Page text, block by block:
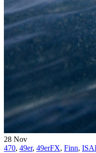
28 Nov
470, 49er, 49erFX, Finn,